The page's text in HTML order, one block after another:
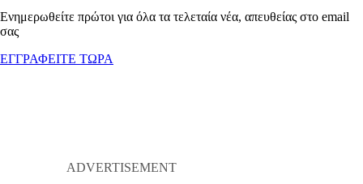
Ενημερωθείτε πρώτοι για όλα τα τελεταία νέα, απευθείας στο email
σας
ΕΓΓΡΑΦΕΙΤΕ ΤΩΡΑ